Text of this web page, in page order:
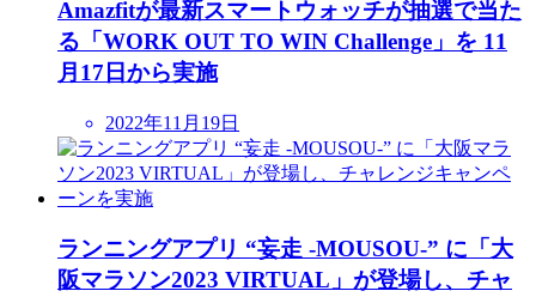
Amazfitが最新スマートウォッチが抽選で当た
る「WORK OUT TO WIN Challenge」を 11
月17日から実施
2022年11月19日
ランニングアプリ “妄走 -MOUSOU-” に「大
阪マラソン2023 VIRTUAL」が登場し、チャ